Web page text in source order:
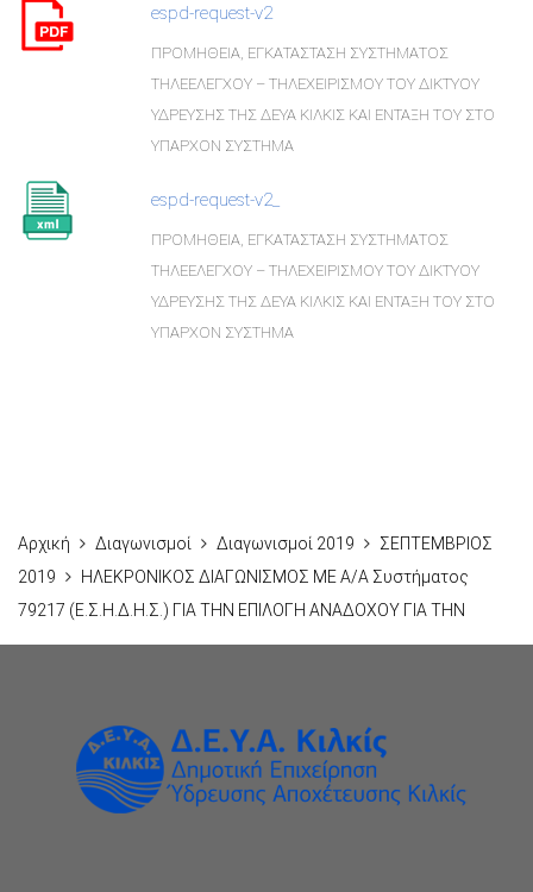
espd-request-v2
ΠΡΟΜΗΘΕΙΑ, ΕΓΚΑΤΑΣΤΑΣΗ ΣΥΣΤΗΜΑΤΟΣ
ΤΗΛΕΕΛΕΓΧΟΥ – ΤΗΛΕΧΕΙΡΙΣΜΟΥ ΤΟΥ ΔΙΚΤΥΟΥ
ΥΔΡΕΥΣΗΣ ΤΗΣ ΔΕΥΑ ΚΙΛΚΙΣ ΚΑΙ ΕΝΤΑΞΗ ΤΟΥ ΣΤΟ
ΥΠΑΡΧΟΝ ΣΥΣΤΗΜΑ
espd-request-v2_
ΠΡΟΜΗΘΕΙΑ, ΕΓΚΑΤΑΣΤΑΣΗ ΣΥΣΤΗΜΑΤΟΣ
ΤΗΛΕΕΛΕΓΧΟΥ – ΤΗΛΕΧΕΙΡΙΣΜΟΥ ΤΟΥ ΔΙΚΤΥΟΥ
ΥΔΡΕΥΣΗΣ ΤΗΣ ΔΕΥΑ ΚΙΛΚΙΣ ΚΑΙ ΕΝΤΑΞΗ ΤΟΥ ΣΤΟ
ΥΠΑΡΧΟΝ ΣΥΣΤΗΜΑ
Αρχική Διαγωνισμοί Διαγωνισμοί 2019
ΣΕΠΤΕΜΒΡΙΟΣ
2019
ΗΛΕΚΡΟΝΙΚΟΣ ΔΙΑΓΩΝΙΣΜΟΣ ΜΕ Α/Α Συστήματος
79217 (Ε.Σ.Η.Δ.Η.Σ.) ΓΙΑ ΤΗΝ ΕΠΙΛΟΓΗ ΑΝΑΔΟΧΟΥ ΓΙΑ ΤΗΝ